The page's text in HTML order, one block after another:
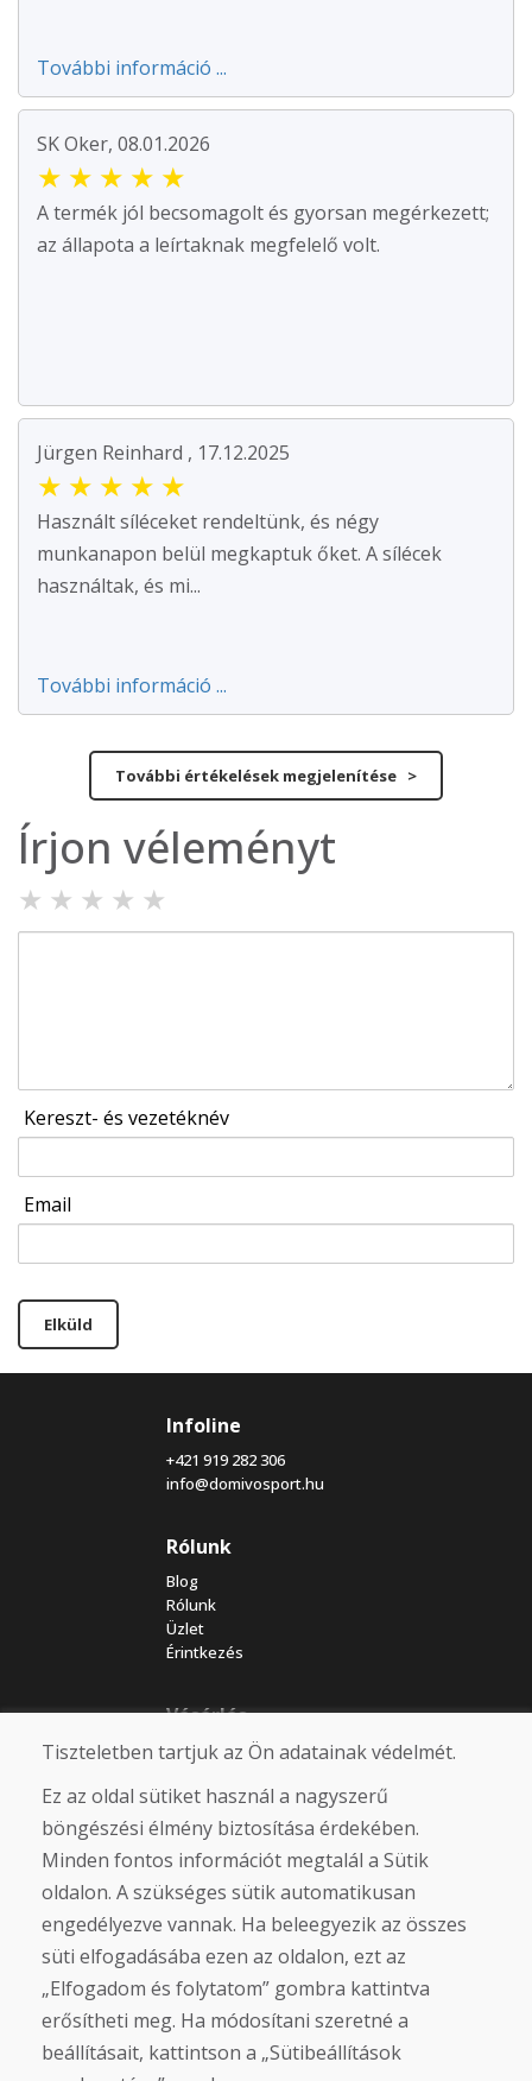
További információ ...
SK Oker, 08.01.2026
★ ★ ★ ★ ★
A termék jól becsomagolt és gyorsan megérkezett;
az állapota a leírtaknak megfelelő volt.
Jürgen Reinhard , 17.12.2025
★ ★ ★ ★ ★
Használt síléceket rendeltünk, és négy
munkanapon belül megkaptuk őket. A sílécek
használtak, és mi...
További információ ...
További értékelések megjelenítése >
Írjon véleményt
★ ★ ★ ★ ★
Kereszt- és vezetéknév
Email
Elküld
Infoline
+421 919 282 306
info@domivosport.hu
Rólunk
Blog
Rólunk
Üzlet
Érintkezés
Vásárlás
Eshop
Szállítás
Fizetés
Panasz
Áruk visszaküldése és cseréje
Adatvédelmi irányelvek
Cookies
Közösségi hálózatok
Tiszteletben tartjuk az Ön adatainak védelmét.
Ez az oldal sütiket használ a nagyszerű
böngészési élmény biztosítása érdekében.
Minden fontos információt megtalál a Sütik
oldalon. A szükséges sütik automatikusan
engedélyezve vannak. Ha beleegyezik az összes
süti elfogadásába ezen az oldalon, ezt az
„Elfogadom és folytatom” gombra kattintva
erősítheti meg. Ha módosítani szeretné a
beállításait, kattintson a „Sütibeállítások